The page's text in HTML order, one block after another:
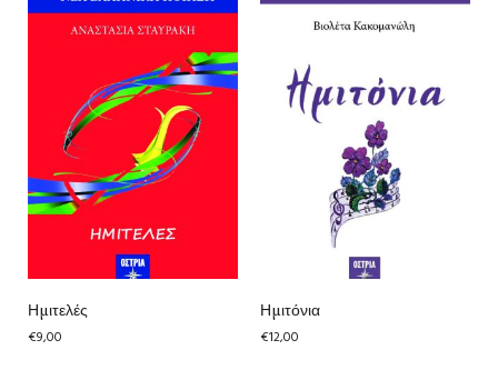
Ημιτελές
€9,00
Ημιτόνια
€12,00